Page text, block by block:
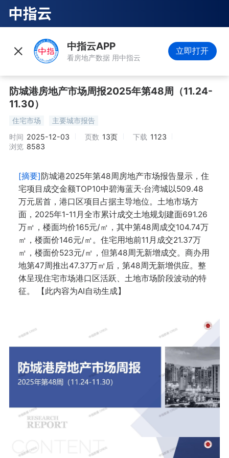
中指云APP
看房地产数据 用中指云
立即打开
防城港房地产市场周报2025年第48周（11.24-
11.30）
住宅市场
主要城市报告
时间 2025-12-03 页数 13页 下载 1123
浏览 8583
[摘要]防城港2025年第48周房地产市场报告显示，住
宅项目成交金额TOP10中碧海蓝天·台湾城以509.48
万元居首，港口区项目占据主导地位。土地市场方
面，2025年1-11月全市累计成交土地规划建面691.26
万㎡，楼面均价165元/㎡，其中第48周成交104.74万
㎡，楼面价146元/㎡。住宅用地前11月成交21.37万
㎡，楼面价523元/㎡，但第48周无新增成交。商办用
地第47周推出47.37万㎡后，第48周无新增供应。整
体呈现住宅市场港口区活跃、土地市场阶段波动的特
征。 【此内容为AI自动生成】